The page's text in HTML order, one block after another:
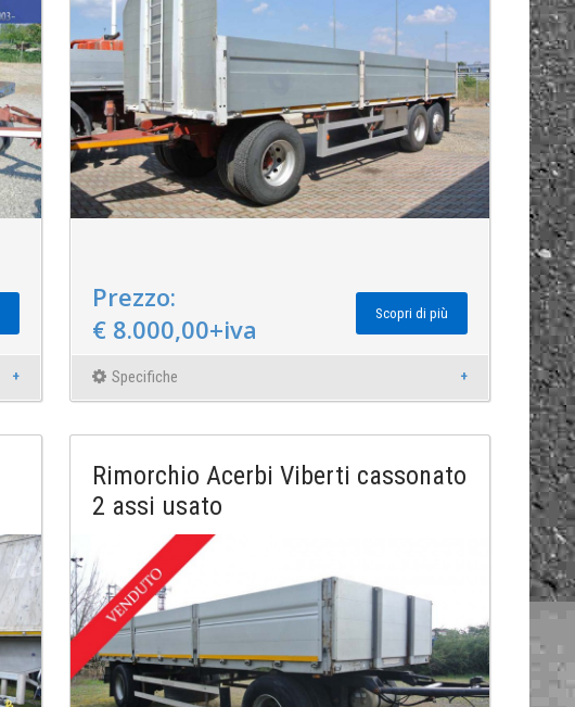
Prezzo:
€ 8.000,00+iva
Scopri di più
Specifiche
Rimorchio Acerbi Viberti cassonato
2 assi usato